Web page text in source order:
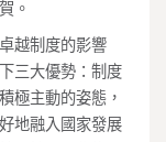
。
越制度的影響
三大優勢：制度
極主動的姿態，
地融入國家發展